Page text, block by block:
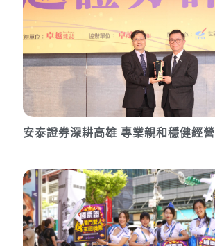
安泰證券深耕高雄 專業親和穩健經營